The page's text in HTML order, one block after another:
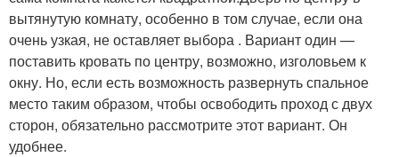
вытянутую комнату, особенно в том случае, если она
очень узкая, не оставляет выбора . Вариант один —
поставить кровать по центру, возможно, изголовьем к
окну. Но, если есть возможность развернуть спальное
место таким образом, чтобы освободить проход с двух
сторон, обязательно рассмотрите этот вариант. Он
удобнее.